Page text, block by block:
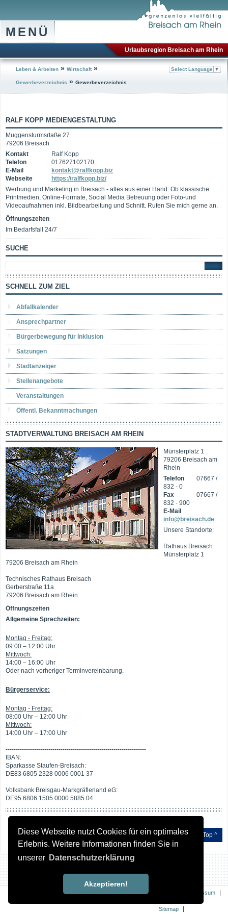
Diese Webseite nutzt Cookies für ein optimales
Erlebnis. Weitere Informationen finden Sie in
unserer Datenschutzerklärung
Akzeptieren!
MENÜ
Urlaubsregion Breisach am Rhein
Leben & Arbeiten » Wirtschaft »
Gewerbeverzeichnis » Gewerbeverzeichnis
Select Language ▼
RALF KOPP MEDIENGESTALTUNG
Muggensturmsrtaße 27
79206 Breisach
Kontakt
Ralf Kopp
Telefon
017627102170
E-Mail
kontakt@ralfkopp.biz
Webseite
https://ralfkopp.biz/
Werbung und Marketing in Breisach - alles aus einer Hand: Ob klassische
Printmedien, Online-Formate, Social Media Betreuung oder Foto-und
Videoaufnahmen inkl. Bildbearbeitung und Schnitt. Rufen Sie mich gerne an.
Öffnungszeiten
Im Bedarfsfall 24/7
SUCHE
SCHNELL ZUM ZIEL
Abfallkalender
Ansprechpartner
Bürgerbewegung für Inklusion
Satzungen
Stadtanzeiger
Stellenangebote
Veranstaltungen
Öffentl. Bekanntmachungen
STADTVERWALTUNG BREISACH AM RHEIN
Münsterplatz 1
79206 Breisach am
Rhein
Telefon
07667 /
832 - 0
Fax
07667 /
832 - 900
E-Mail
info@breisach.de
Unsere Standorte:
Rathaus Breisach
Münsterplatz 1
79206 Breisach am Rhein
Technisches Rathaus Breisach
Gerberstraße 11a
79206 Breisach am Rhein
Öffnungszeiten
Allgemeine Sprechzeiten:
Montag - Freitag:
09:00 – 12:00 Uhr
Mittwoch:
14:00 – 16:00 Uhr
Oder nach vorheriger Terminvereinbarung.
Bürgerservice:
Montag - Freitag:
08:00 Uhr – 12:00 Uhr
Mittwoch:
14:00 Uhr – 17:00 Uhr
---------------------------------------------------------------------
IBAN:
Sparkasse Staufen-Breisach:
DE83 6805 2328 0006 0001 37
Volksbank Breisgau-Markgräflerland eG:
DE95 6806 1505 0000 5885 04
Top ^
Impressum
Sitemap